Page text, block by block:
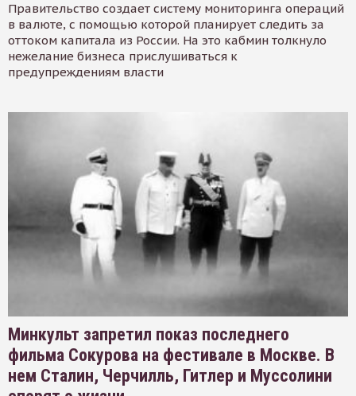
Правительство создает систему мониторинга операций
в валюте, с помощью которой планирует следить за
оттоком капитала из России. На это кабмин толкнуло
нежелание бизнеса прислушиваться к
предупреждениям власти
Минкульт запретил показ последнего
фильма Сокурова на фестивале в Москве. В
нем Сталин, Черчилль, Гитлер и Муссолини